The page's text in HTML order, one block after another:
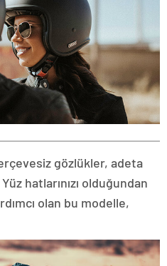
gözlükler, adeta
hatlarınızı olduğundan
olan bu modelle,